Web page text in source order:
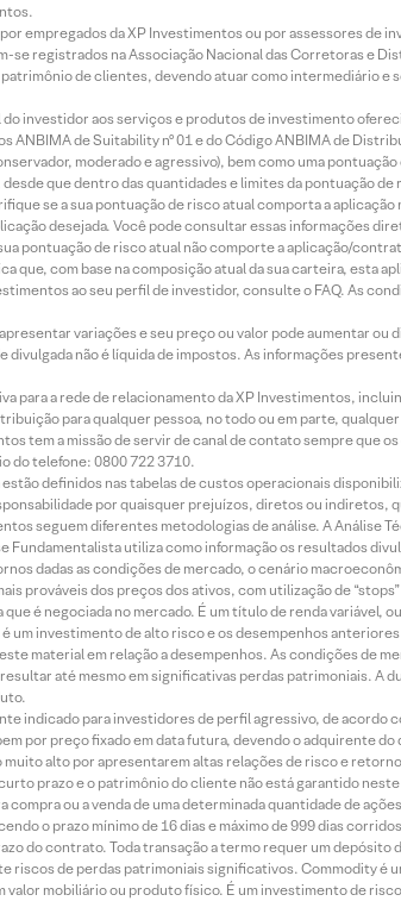
empregados da XP Investimentos ou por assessores de
se registrados na Associação Nacional das Corretoras e
de clientes, devendo atuar como intermediário
do investidor aos serviços e produtos de investimento
ANBIMA de Suitability nº 01 e do Código ANBIMA de
moderado e agressivo), bem como uma
que dentro das quantidades e limites da pontuação
se a sua pontuação de risco atual comporta a
desejada. Você pode consultar essas informações
pontuação de risco atual não comporte a aplicação/
que, com base na composição atual da sua carteira, esta
ao seu perfil de investidor, consulte o FAQ. As
variações e seu preço ou valor pode aumentar
não é líquida de impostos. As informações
para a rede de relacionamento da XP Investimentos,
para qualquer pessoa, no todo ou em parte,
tem a missão de servir de canal de contato sempre que
do telefone: 0800 722 3710.
definidos nas tabelas de custos operacionais
por quaisquer prejuízos, diretos ou indiretos,
seguem diferentes metodologias de análise. A
Fundamentalista utiliza como informação os resultados
dadas as condições de mercado, o cenário
prováveis dos preços dos ativos, com utilização de
que é negociada no mercado. É um título de renda
um investimento de alto risco e os desempenhos
material em relação a desempenhos. As condições de
até mesmo em significativas perdas patrimoniais. A
indicado para investidores de perfil agressivo, de
por preço fixado em data futura, devendo o adquirente
alto por apresentarem altas relações de risco e
prazo e o patrimônio do cliente não está garantido
ou a venda de uma determinada quantidade de
o prazo mínimo de 16 dias e máximo de 999 dias
do contrato. Toda transação a termo requer um depósito
riscos de perdas patrimoniais significativos. Commodity
valor mobiliário ou produto físico. É um investimento de